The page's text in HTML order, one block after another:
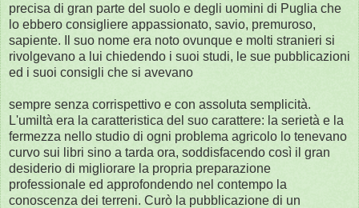
precisa di gran parte del suolo e degli uomini di Puglia che
lo ebbero consigliere appassionato, savio, premuroso,
sapiente. Il suo nome era noto ovunque e molti stranieri si
rivolgevano a lui chiedendo i suoi studi, le sue pubblicazioni
ed i suoi consigli che si avevano
sempre senza corrispettivo e con assoluta semplicità.
L'umiltà era la caratteristica del suo carattere: la serietà e la
fermezza nello studio di ogni problema agricolo lo tenevano
curvo sui libri sino a tarda ora, soddisfacendo così il gran
desiderio di migliorare la propria preparazione
professionale ed approfondendo nel contempo la
conoscenza dei terreni. Curò la pubblicazione di un